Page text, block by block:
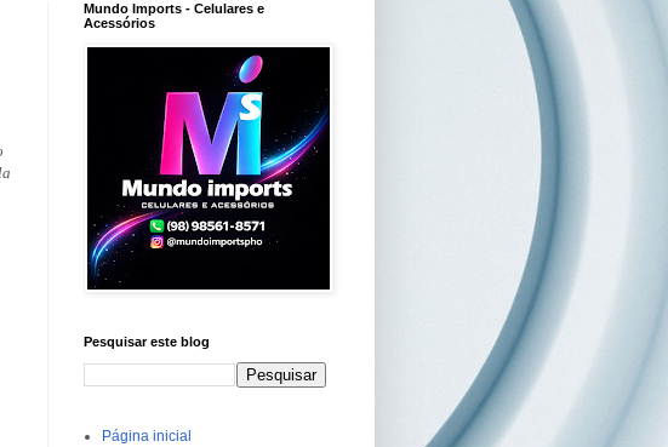
Mundo Imports - Celulares e
Acessórios
Pesquisar este blog
Página inicial